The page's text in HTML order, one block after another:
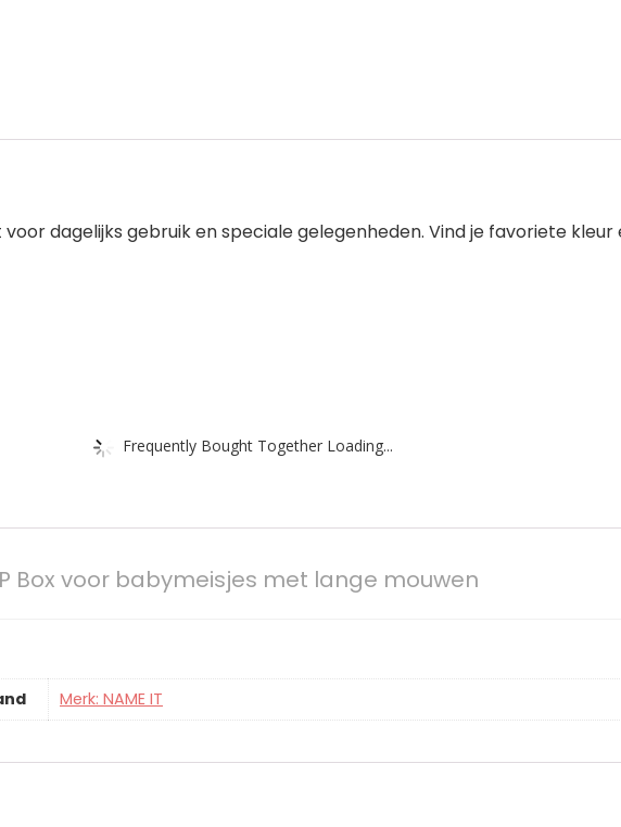
dagelijks gebruik en speciale gelegenheden. Vind je favoriete
Frequently Bought Together Loading...
Box voor babymeisjes met lange mouwen
Merk: NAME IT